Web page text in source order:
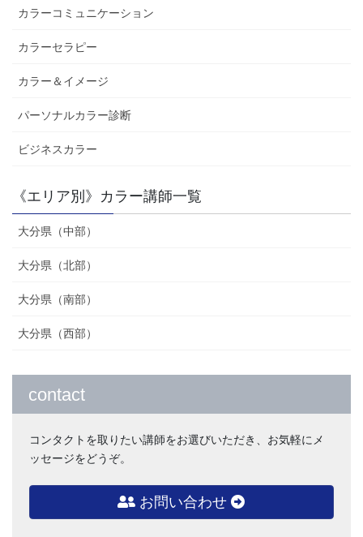
カラーコミュニケーション
カラーセラピー
カラー＆イメージ
パーソナルカラー診断
ビジネスカラー
《エリア別》カラー講師一覧
大分県（中部）
大分県（北部）
大分県（南部）
大分県（西部）
contact
コンタクトを取りたい講師をお選びいただき、お気軽にメ
ッセージをどうぞ。
お問い合わせ